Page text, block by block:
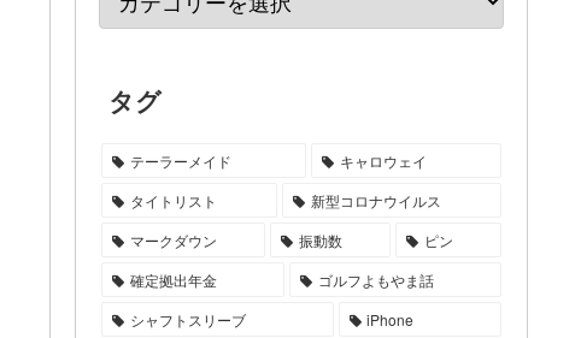
タグ
テーラーメイド
キャロウェイ
タイトリスト
新型コロナウイルス
マークダウン
振動数
ピン
確定拠出年金
ゴルフよもやま話
シャフトスリーブ
iPhone